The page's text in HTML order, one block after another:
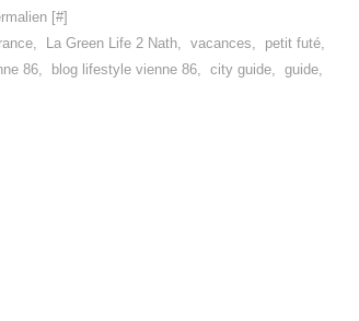
[#]
, La Green Life 2 Nath, vacances, petit futé,
86, blog lifestyle vienne 86, city guide, guide,